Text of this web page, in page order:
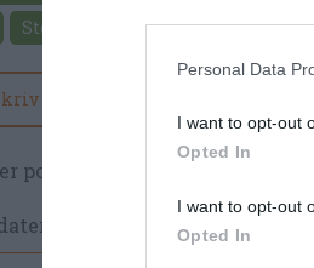
Personal Data
I want to opt-out
Opted In
I want to opt-out
Opted In
Stekt mat
ut
portion:
2021-02-25